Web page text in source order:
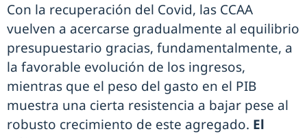
Con la recuperación del Covid, las CCAA
vuelven a acercarse gradualmente al equilibrio
presupuestario gracias, fundamentalmente, a
la favorable evolución de los ingresos,
mientras que el peso del gasto en el PIB
muestra una cierta resistencia a bajar pese al
robusto crecimiento de este agregado. El